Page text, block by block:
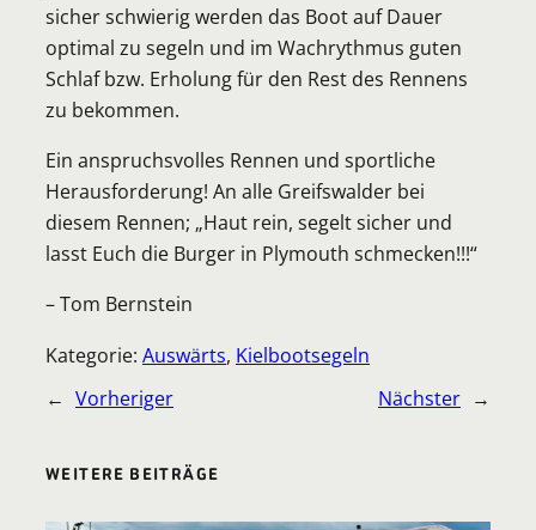
sicher schwierig werden das Boot auf Dauer
optimal zu segeln und im Wachrythmus guten
Schlaf bzw. Erholung für den Rest des Rennens
zu bekommen.
Ein anspruchsvolles Rennen und sportliche
Herausforderung! An alle Greifswalder bei
diesem Rennen; „Haut rein, segelt sicher und
lasst Euch die Burger in Plymouth schmecken!!!“
– Tom Bernstein
Kategorie: Auswärts, Kielbootsegeln
← Vorheriger Nächster →
WEITERE BEITRÄGE